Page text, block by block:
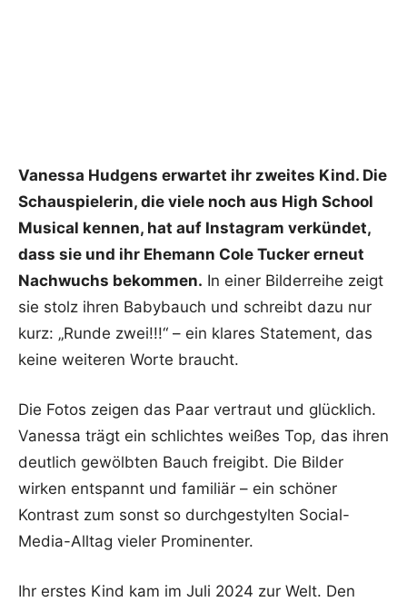
Vanessa Hudgens erwartet ihr zweites Kind. Die
Schauspielerin, die viele noch aus High School
Musical kennen, hat auf Instagram verkündet,
dass sie und ihr Ehemann Cole Tucker erneut
Nachwuchs bekommen. In einer Bilderreihe zeigt
sie stolz ihren Babybauch und schreibt dazu nur
kurz: „Runde zwei!!!“ – ein klares Statement, das
keine weiteren Worte braucht.
Die Fotos zeigen das Paar vertraut und glücklich.
Vanessa trägt ein schlichtes weißes Top, das ihren
deutlich gewölbten Bauch freigibt. Die Bilder
wirken entspannt und familiär – ein schöner
Kontrast zum sonst so durchgestylten Social-
Media-Alltag vieler Prominenter.
Ihr erstes Kind kam im Juli 2024 zur Welt. Den